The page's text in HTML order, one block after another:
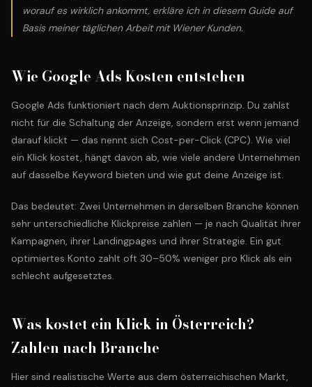
worauf es wirklich ankommt, erkläre ich in diesem Guide auf
Basis meiner täglichen Arbeit mit Wiener Kunden.
Wie Google Ads Kosten entstehen
Google Ads funktioniert nach dem Auktionsprinzip. Du zahlst
nicht für die Schaltung der Anzeige, sondern erst wenn jemand
darauf klickt — das nennt sich Cost-per-Click (CPC). Wie viel
ein Klick kostet, hängt davon ab, wie viele andere Unternehmen
auf dasselbe Keyword bieten und wie gut deine Anzeige ist.
Das bedeutet: Zwei Unternehmen in derselben Branche können
sehr unterschiedliche Klickpreise zahlen — je nach Qualität ihrer
Kampagnen, ihrer Landingpages und ihrer Strategie. Ein gut
optimiertes Konto zahlt oft 30–50% weniger pro Klick als ein
schlecht aufgesetztes.
Was kostet ein Klick in Österreich?
Zahlen nach Branche
Hier sind realistische Werte aus dem österreichischen Markt,